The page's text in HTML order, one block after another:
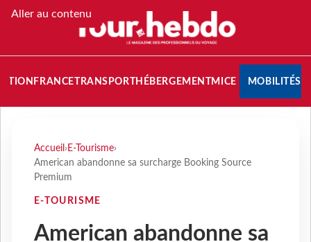
Aller au contenu
FRANCETRANSPORT HÉBERGEMENTMICE MOBILITÉS
Accueil › E-Tourisme›
American abandonne sa surcharge Booking Source
Premium
E-TOURISME
American abandonne sa